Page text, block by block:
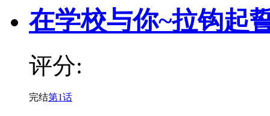
在学校与你~拉钩起
评分:
完结第1话